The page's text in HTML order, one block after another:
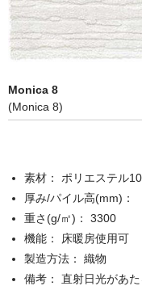
Monica 8
(Monica 8)
素材： ポリエステル
厚み/パイル高(mm)：
重さ(g/㎡)： 3300
機能： 床暖房使用可
製造方法： 織物
備考： 直射日光があ